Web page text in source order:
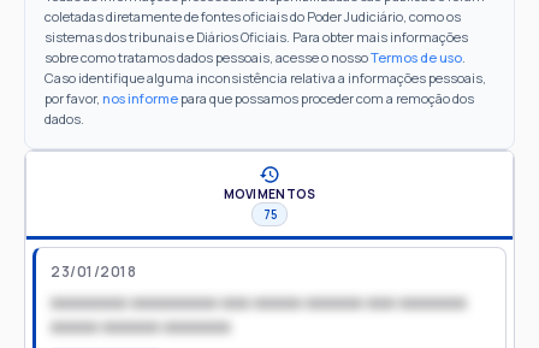
coletadas diretamente de fontes oficiais do Poder Judiciário, como os
sistemas dos tribunais e Diários Oficiais. Para obter mais informações
sobre como tratamos dados pessoais, acesse o nossoTermos de uso.
Caso identifique alguma inconsistência relativa a informações pessoais,
por favor, nos informe para que possamos proceder com a remoção dos
dados.
MOVIMENTOS
75
23/01/2018
xxxxxxxx xxxxxxxxx xxx xxxxx xxxxxx xxx xxxxxxx
xxxxx xxxxxx xxxxxxx